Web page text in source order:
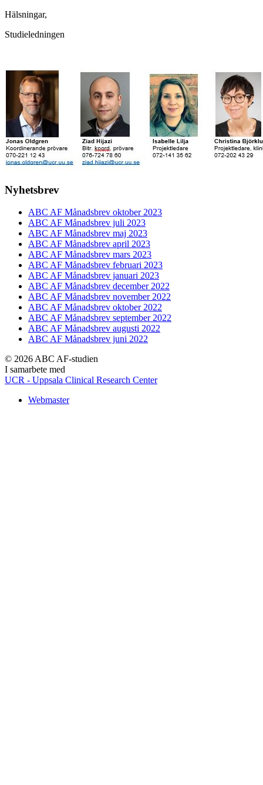
Hälsningar,
Studieledningen
Nyhetsbrev
ABC AF Månadsbrev oktober 2023
ABC AF Månadsbrev juli 2023
ABC AF Månadsbrev maj 2023
ABC AF Månadsbrev april 2023
ABC AF Månadsbrev mars 2023
ABC AF Månadsbrev februari 2023
ABC AF Månadsbrev januari 2023
ABC AF Månadsbrev december 2022
ABC AF Månadsbrev november 2022
ABC AF Månadsbrev oktober 2022
ABC AF Månadsbrev september 2022
ABC AF Månadsbrev augusti 2022
ABC AF Månadsbrev juni 2022
© 2026 ABC AF-studien
I samarbete med
UCR - Uppsala Clinical Research Center
Webmaster